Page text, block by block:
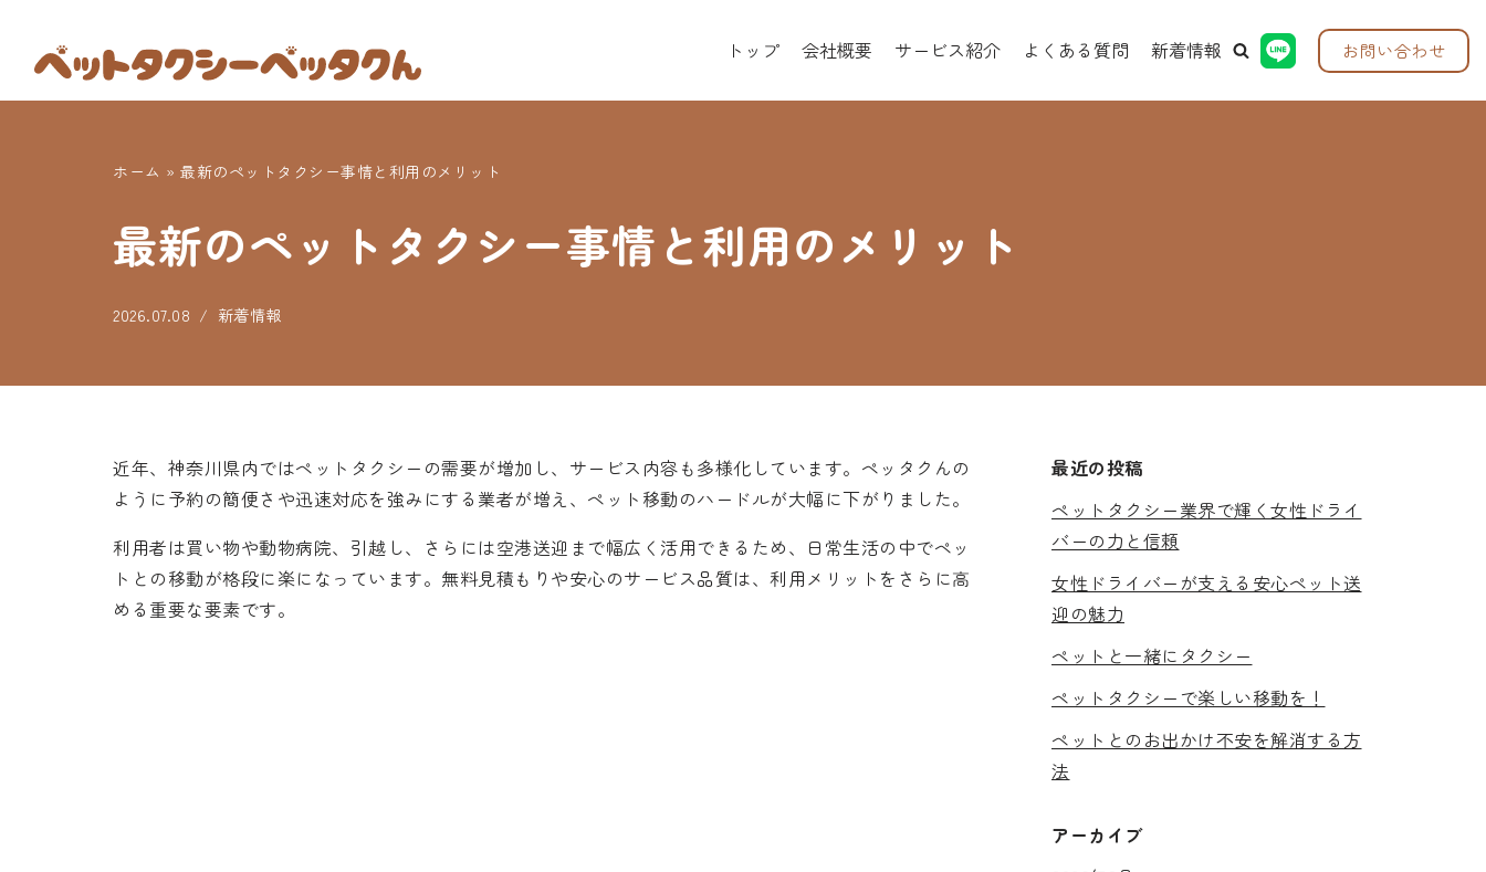
コ
トップ 会社概要 サービス紹介 よくある質問 新着情報 お問い合わせ
ホーム » 最新のペットタクシー事情と利用のメリット
最新のペットタクシー事情と利用のメリット
2026.07.08 新着情報
近年、神奈川県内ではペットタクシーの需要が増加し、サービス内容も多様化しています。ペッタクんの
ように予約の簡便さや迅速対応を強みにする業者が増え、ペット移動のハードルが大幅に下がりました。
利用者は買い物や動物病院、引越し、さらには空港送迎まで幅広く活用できるため、日常生活の中でペッ
トとの移動が格段に楽になっています。無料見積もりや安心のサービス品質は、利用メリットをさらに高
める重要な要素です。
最近の投稿
ペットタクシー業界で輝く女性ドライ
バーの力と信頼
女性ドライバーが支える安心ペット送
迎の魅力
ペットと一緒にタクシー
ペットタクシーで楽しい移動を！
ペットとのお出かけ不安を解消する方
法
アーカイブ